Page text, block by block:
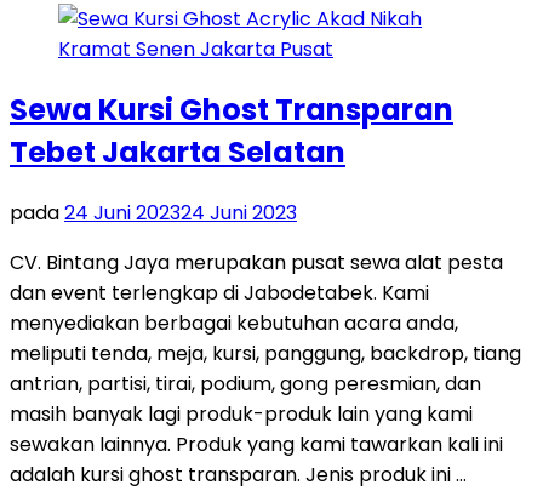
Sewa Kursi Ghost Transparan
Tebet Jakarta Selatan
pada24 Juni 202324 Juni 2023
CV. Bintang Jaya merupakan pusat sewa alat pesta
dan event terlengkap di Jabodetabek. Kami
menyediakan berbagai kebutuhan acara anda,
meliputi tenda, meja, kursi, panggung, backdrop, tiang
antrian, partisi, tirai, podium, gong peresmian, dan
masih banyak lagi produk-produk lain yang kami
sewakan lainnya. Produk yang kami tawarkan kali ini
adalah kursi ghost transparan. Jenis produk ini …